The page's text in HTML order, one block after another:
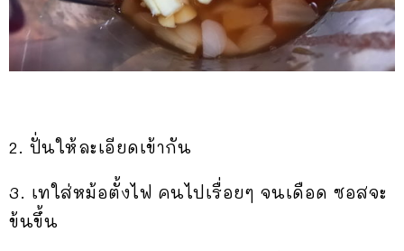
2. ปั่นให้ละเอียดเข้ากัน
3. เทใส่หม้อตั้งไฟ คนไปเรื่อยๆ จนเดือด ซอสจะ
ข้นขึ้น